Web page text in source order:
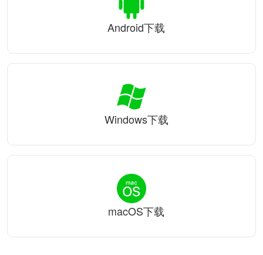
Android下载
Windows下载
macOS下载